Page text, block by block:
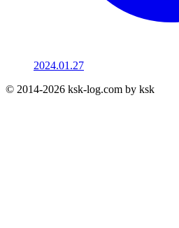
2024.01.27
© 2014-2026 ksk-log.com by ksk